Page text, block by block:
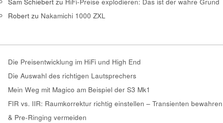
Sam Schiebert zu HiFi-Preise explodieren: Das ist der wahre Grund
Robert zu Nakamichi 1000 ZXL
Die Preisentwicklung im HiFi und High End
Die Auswahl des richtigen Lautsprechers
Mein Weg mit Magico am Beispiel der S3 Mk1
FIR vs. IIR: Raumkorrektur richtig einstellen – Transienten bewahren
& Pre-Ringing vermeiden